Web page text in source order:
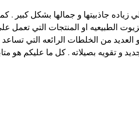
جاذبيتها و جمالها بشكل كبير . كما
الطبيعيه او المنتجات التي تعمل
من الخلطات الرائعه التي
و تقويه بصيلاته . كل ما عليكم هو